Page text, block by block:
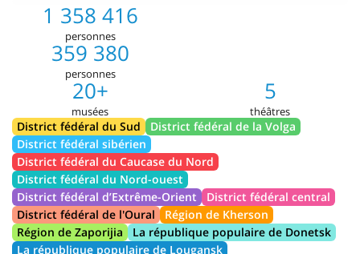
1 358 416
personnes
359 380
personnes
20+
musées
5
théâtres
District fédéral du Sud
District fédéral de la Volga
District fédéral sibérien
District fédéral du Caucase du Nord
District fédéral du Nord-ouest
District fédéral d’Extrême-Orient
District fédéral central
District fédéral de l'Oural
Région de Kherson
Région de Zaporijia
La république populaire de Donetsk
La république populaire de Lougansk